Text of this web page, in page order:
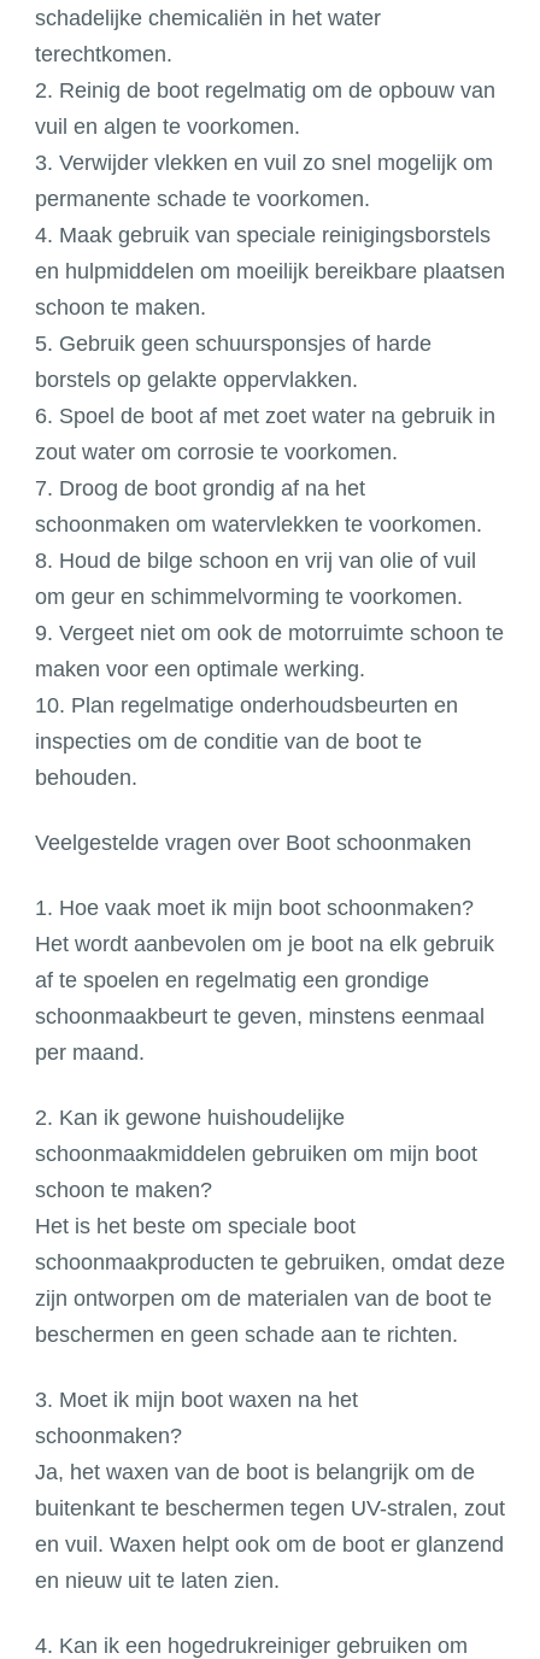
schadelijke chemicaliën in het water
terechtkomen.
2. Reinig de boot regelmatig om de opbouw van
vuil en algen te voorkomen.
3. Verwijder vlekken en vuil zo snel mogelijk om
permanente schade te voorkomen.
4. Maak gebruik van speciale reinigingsborstels
en hulpmiddelen om moeilijk bereikbare plaatsen
schoon te maken.
5. Gebruik geen schuursponsjes of harde
borstels op gelakte oppervlakken.
6. Spoel de boot af met zoet water na gebruik in
zout water om corrosie te voorkomen.
7. Droog de boot grondig af na het
schoonmaken om watervlekken te voorkomen.
8. Houd de bilge schoon en vrij van olie of vuil
om geur en schimmelvorming te voorkomen.
9. Vergeet niet om ook de motorruimte schoon te
maken voor een optimale werking.
10. Plan regelmatige onderhoudsbeurten en
inspecties om de conditie van de boot te
behouden.
Veelgestelde vragen over Boot schoonmaken
1. Hoe vaak moet ik mijn boot schoonmaken?
Het wordt aanbevolen om je boot na elk gebruik
af te spoelen en regelmatig een grondige
schoonmaakbeurt te geven, minstens eenmaal
per maand.
2. Kan ik gewone huishoudelijke
schoonmaakmiddelen gebruiken om mijn boot
schoon te maken?
Het is het beste om speciale boot
schoonmaakproducten te gebruiken, omdat deze
zijn ontworpen om de materialen van de boot te
beschermen en geen schade aan te richten.
3. Moet ik mijn boot waxen na het
schoonmaken?
Ja, het waxen van de boot is belangrijk om de
buitenkant te beschermen tegen UV-stralen, zout
en vuil. Waxen helpt ook om de boot er glanzend
en nieuw uit te laten zien.
4. Kan ik een hogedrukreiniger gebruiken om